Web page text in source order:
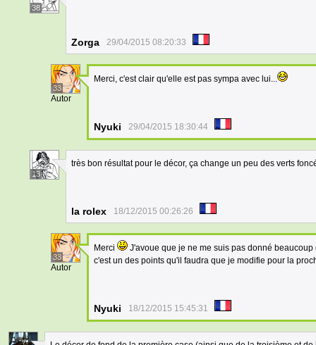
38
Zorga 29/04/2015 08:20:33
33
Autor
Merci, c'est clair qu'elle est pas sympa avec lui...
Nyuki 29/04/2015 18:30:44
13
très bon résultat pour le décor, ça change un peu des verts
la rolex 18/12/2015 00:26:26
33
Autor
Merci
J'avoue que je ne me suis pas donné
c'est un des points qu'il faudra que je modifie pour la
Nyuki 18/12/2015 15:45:31